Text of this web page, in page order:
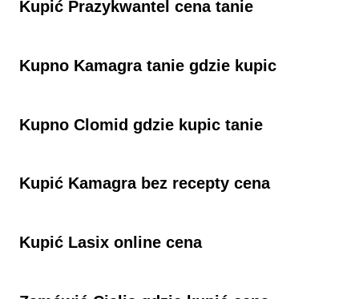
Kupić Prazykwantel​ cena tanie
Kupno Kamagra tanie gdzie kupic
Kupno Clomid gdzie kupic tanie
Kupić Kamagra bez recepty cena
Kupić Lasix online cena